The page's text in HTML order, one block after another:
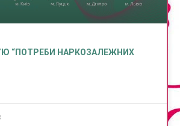
“ПОТРЕБИ НАРКОЗАЛЕЖНИХ